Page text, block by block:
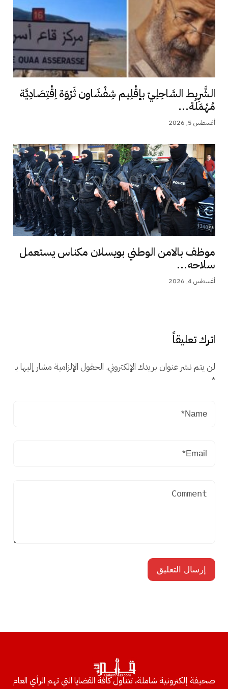
الشَّرِيط السَّاحِلِيّ بإقْلِيم شِفْشَاون ثَرْوَة اِقْتِصَادِيَّة
مُهْمَلَة...
أغسطس 5, 2026
موظف بالامن الوطني بويسلان مكناس يستعمل
سلاحه...
أغسطس 4, 2026
اترك تعليقاً
لن يتم نشر عنوان بريدك الإلكتروني. الحقول الإلزامية مشار إليها بـ
*
صحيفة إلكترونية شاملة، تتناول كافة القضايا التي تهم الرأي العام